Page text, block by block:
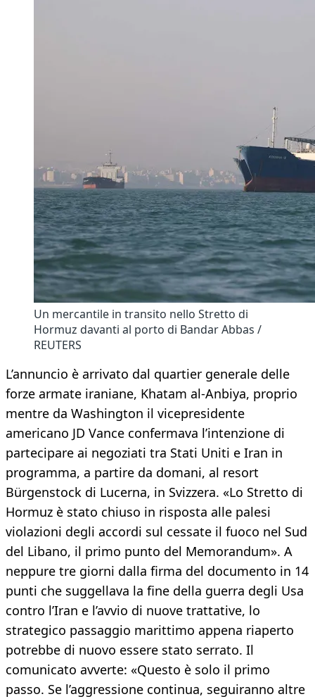
Un mercantile in transito nello Stretto di
Hormuz davanti al porto di Bandar Abbas /
REUTERS
L’annuncio è arrivato dal quartier generale delle
forze armate iraniane, Khatam al-Anbiya, proprio
mentre da Washington il vicepresidente
americano JD Vance confermava l’intenzione di
partecipare ai negoziati tra Stati Uniti e Iran in
programma, a partire da domani, al resort
Bürgenstock di Lucerna, in Svizzera. «Lo Stretto di
Hormuz è stato chiuso in risposta alle palesi
violazioni degli accordi sul cessate il fuoco nel Sud
del Libano, il primo punto del Memorandum». A
neppure tre giorni dalla firma del documento in 14
punti che suggellava la fine della guerra degli Usa
contro l’Iran e l’avvio di nuove trattative, lo
strategico passaggio marittimo appena riaperto
potrebbe di nuovo essere stato serrato. Il
comunicato avverte: «Questo è solo il primo
passo. Se l’aggressione continua, seguiranno altre